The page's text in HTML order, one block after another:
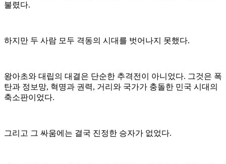
불렸다.
하지만 두 사람 모두 격동의 시대를 벗어나지 못했다.
왕아초와 대립의 대결은 단순한 추격전이 아니었다. 그것은 폭
탄과 정보망, 혁명과 권력, 거리와 국가가 충돌한 민국 시대의
축소판이었다.
그리고 그 싸움에는 결국 진정한 승자가 없었다.